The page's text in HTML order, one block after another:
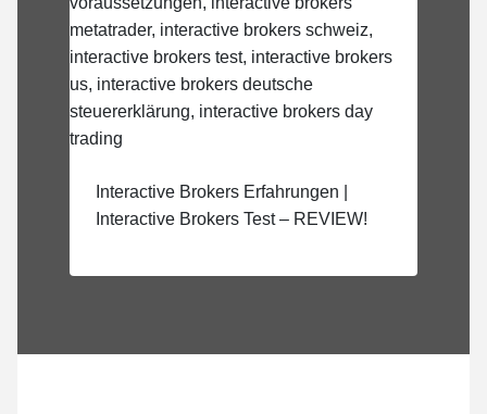
Interactive Brokers Erfahrungen |
Interactive Brokers Test – REVIEW!